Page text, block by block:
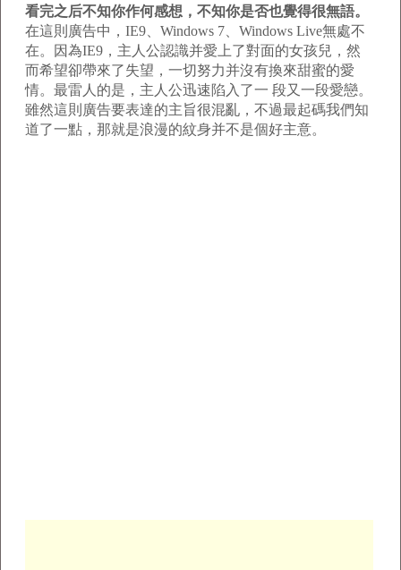
看完之后不知你作何感想，不知你是否也覺得很無語。
在這則廣告中，IE9、Windows 7、Windows Live無處不
在。因為IE9，主人公認識并愛上了對面的女孩兒，然
而希望卻帶來了失望，一切努力并沒有換來甜蜜的愛
情。最雷人的是，主人公迅速陷入了一 段又一段愛戀。
雖然這則廣告要表達的主旨很混亂，不過最起碼我們知
道了一點，那就是浪漫的紋身并不是個好主意。